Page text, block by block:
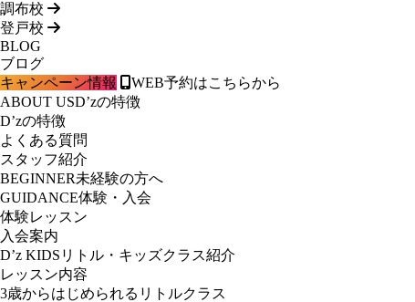
調布校
登戸校
BLOG
ブログ
キャンペーン情報
WEB予約はこちらから
ABOUT USD’zの特徴
D’zの特徴
よくある質問
スタッフ紹介
BEGINNER未経験の方へ
GUIDANCE体験・入会
体験レッスン
入会案内
D’z KIDS リトル・キッズクラス紹介
レッスン内容
3歳からはじめられるリトルクラス